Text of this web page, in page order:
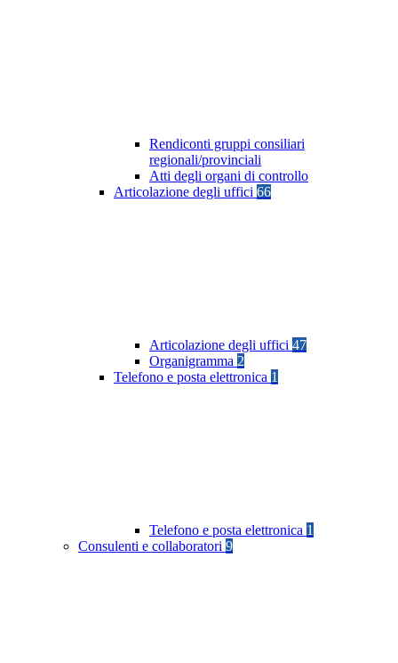
Rendiconti gruppi consiliari
regionali/provinciali
Atti degli organi di controllo
Articolazione degli uffici 66
Articolazione degli uffici 47
Organigramma 2
Telefono e posta elettronica 1
Telefono e posta elettronica 1
Consulenti e collaboratori 9